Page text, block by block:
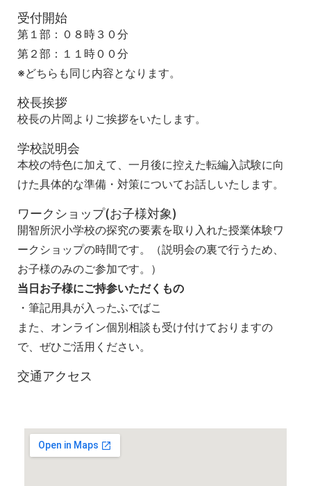
受付開始
第１部：０８時３０分
第２部：１１時００分
※どちらも同じ内容となります。
校長挨拶
校長の片岡よりご挨拶をいたします。
学校説明会
本校の特色に加えて、一月後に控えた転編入試験に向
けた具体的な準備・対策についてお話しいたします。
ワークショップ(お子様対象)
開智所沢小学校の探究の要素を取り入れた授業体験ワ
ークショップの時間です。（説明会の裏で行うため、
お子様のみのご参加です。）
当日お子様にご持参いただくもの
・筆記用具が入ったふでばこ
また、オンライン個別相談も受け付けておりますの
で、ぜひご活用ください。
交通アクセス